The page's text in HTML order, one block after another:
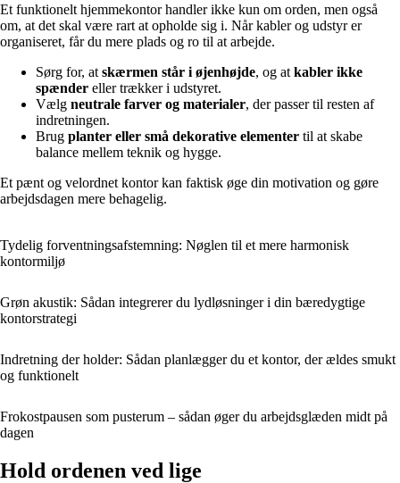
Et funktionelt hjemmekontor handler ikke kun om orden, men også
om, at det skal være rart at opholde sig i. Når kabler og udstyr er
organiseret, får du mere plads og ro til at arbejde.
Sørg for, at skærmen står i øjenhøjde, og at kabler ikke
spænder eller trækker i udstyret.
Vælg neutrale farver og materialer, der passer til resten af
indretningen.
Brug planter eller små dekorative elementer til at skabe
balance mellem teknik og hygge.
Et pænt og velordnet kontor kan faktisk øge din motivation og gøre
arbejdsdagen mere behagelig.
Tydelig forventningsafstemning: Nøglen til et mere harmonisk
kontormiljø
Grøn akustik: Sådan integrerer du lydløsninger i din bæredygtige
kontorstrategi
Indretning der holder: Sådan planlægger du et kontor, der ældes smukt
og funktionelt
Frokostpausen som pusterum – sådan øger du arbejdsglæden midt på
dagen
Hold ordenen ved lige